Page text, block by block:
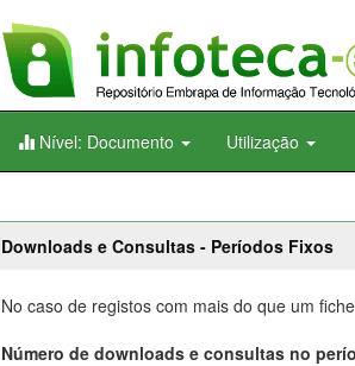
Nível: Documento Utilização
Downloads e Consultas - Períodos Fixos
No caso de registos com mais do que um
Número de downloads e consultas no